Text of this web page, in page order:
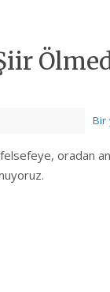
Bir
oradan